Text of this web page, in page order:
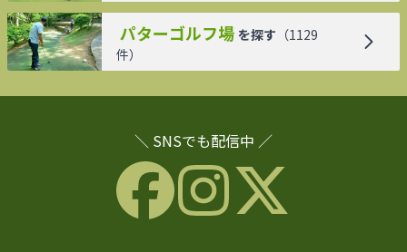
パターゴルフ場 を探す （1129
件）
＼ SNSでも配信中 ／